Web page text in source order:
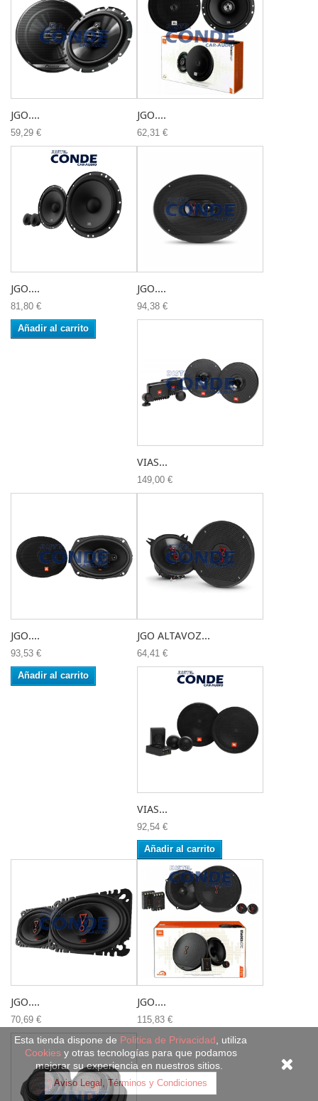
JGO....
59,29 €
JGO....
62,31 €
JGO....
81,80 €
Añadir al carrito
JGO....
94,38 €
VIAS...
149,00 €
JGO....
93,53 €
Añadir al carrito
JGO ALTAVOZ...
64,41 €
VIAS...
92,54 €
Añadir al carrito
JGO....
70,69 €
JGO....
115,83 €
Esta tienda dispone de Politica de Privacidad , utiliza
Cookiesy otras tecnologías para que podamos
mejorar su experiencia en nuestros sitios.
Aviso Legal, Términos y Condiciones